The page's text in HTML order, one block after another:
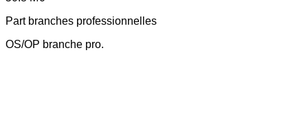
Part branches professionnelles
OS/OP branche pro.